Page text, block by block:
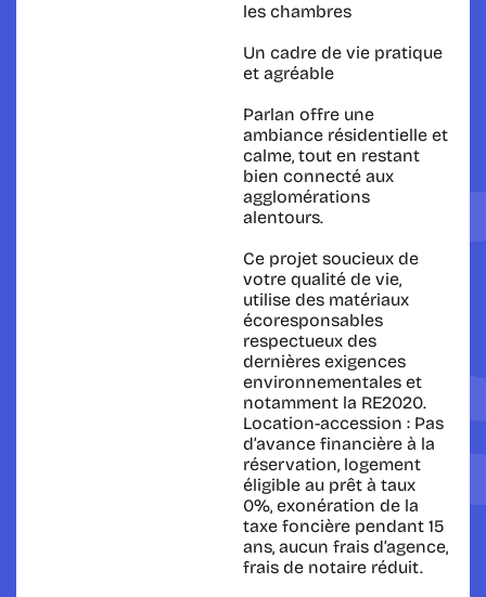
les chambres
Un cadre de vie pratique
et agréable
Parlan offre une
ambiance résidentielle et
calme, tout en restant
bien connecté aux
agglomérations
alentours.
Ce projet soucieux de
votre qualité de vie,
utilise des matériaux
écoresponsables
respectueux des
dernières exigences
environnementales et
notamment la RE2020.
Location-accession : Pas
d’avance financière à la
réservation, logement
éligible au prêt à taux
0%, exonération de la
taxe foncière pendant 15
ans, aucun frais d’agence,
frais de notaire réduit.